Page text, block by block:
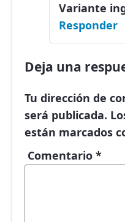
Variante
Responder
Deja una
Tu dirección de
será publicada.
están marcados
Comentario *